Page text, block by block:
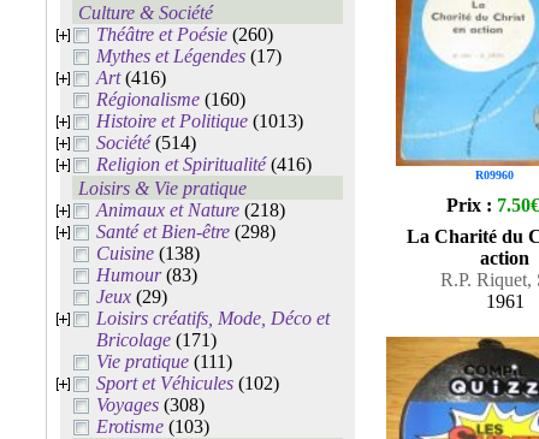
Culture & Société
Théâtre et Poésie (260)
Mythes et Légendes (17)
Art(416)
Régionalisme (160)
Histoire et Politique (1013)
Société(514)
Religion et Spiritualité(416)
Loisirs & Vie pratique
Animaux et Nature (218)
Santé et Bien-être (298)
Cuisine (138)
Humour(83)
Jeux (29)
Loisirs créatifs, Mode, Déco et
Bricolage (171)
Vie pratique (111)
Sport et Véhicules (102)
Voyages (308)
Erotisme (103)
R09960
Prix : 7.50€
La Charité du
action
R.P. Riquet,
1961